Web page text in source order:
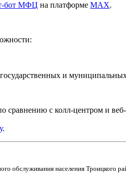
бот МФЦ на платформе МАХ.
и
сравнению с колл-центром и
.
обслуживания населения Троицкого